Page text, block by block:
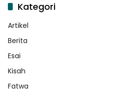
Kategori
Artikel
Berita
Esai
Kisah
Fatwa